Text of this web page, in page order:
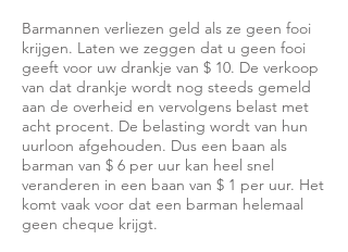
Barmannen verliezen geld als ze geen fooi
krijgen. Laten we zeggen dat u geen fooi
geeft voor uw drankje van $ 10. De verkoop
van dat drankje wordt nog steeds gemeld
aan de overheid en vervolgens belast met
acht procent. De belasting wordt van hun
uurloon afgehouden. Dus een baan als
barman van $ 6 per uur kan heel snel
veranderen in een baan van $ 1 per uur. Het
komt vaak voor dat een barman helemaal
geen cheque krijgt.